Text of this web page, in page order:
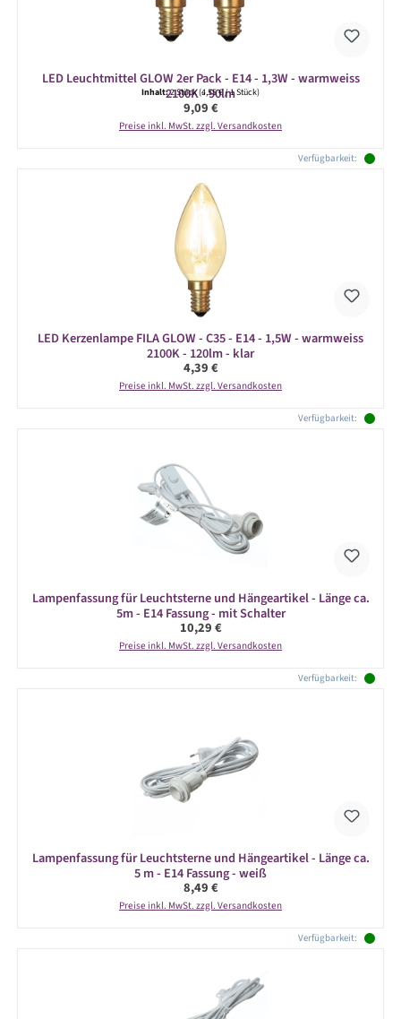
LED Leuchtmittel GLOW 2er Pack - E14 - 1,3W - warmweiss
2100K - 90lm
Inhalt:2 Stück(4,55 € / 1 Stück)
Regulärer Preis:
9,09 €
Preise inkl. MwSt. zzgl. Versandkosten
Verfügbarkeit:
LED Kerzenlampe FILA GLOW - C35 - E14 - 1,5W - warmweiss
2100K - 120lm - klar
Regulärer Preis:
4,39 €
Preise inkl. MwSt. zzgl. Versandkosten
Verfügbarkeit:
Lampenfassung für Leuchtsterne und Hängeartikel - Länge ca.
5m - E14 Fassung - mit Schalter
Regulärer Preis:
10,29 €
Preise inkl. MwSt. zzgl. Versandkosten
Verfügbarkeit:
Lampenfassung für Leuchtsterne und Hängeartikel - Länge ca.
5 m - E14 Fassung - weiß
Regulärer Preis:
8,49 €
Preise inkl. MwSt. zzgl. Versandkosten
Verfügbarkeit: